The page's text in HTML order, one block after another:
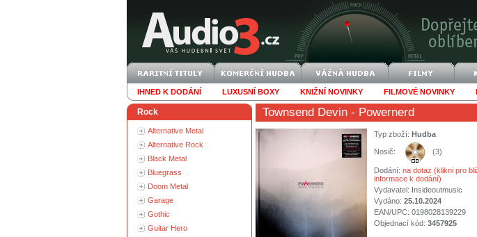
IHNED K DODÁNÍ LUXUSNÍ BOXY KNIŽNÍ NOVINKY FILMOVÉ NOVINKY
Rock
Alternative Metal
Alternative Rock
Black Metal
Bluegrass
Doom Metal
Garage
Gothic
Guitar Hero
Townsend Devin - Powernerd
Typ zboží: Hudba
Nosič: (3)
Dodání: na dotaz (klikni pro
informace k dodání)
Vydavatel: Insideoutmusic
Vydáno: 25.10.2024
EAN/UPC: 0198028139229
Objednací kód: 3457925